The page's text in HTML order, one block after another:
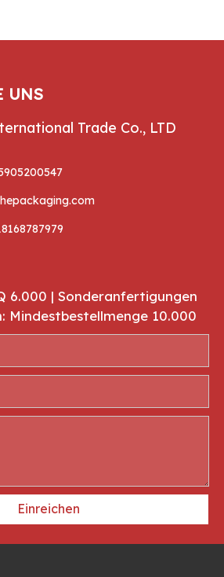
UNS
Trade Co., LTD
6.000 | Sonderanfertigungen
Mindestbestellmenge 10.000
Einreichen